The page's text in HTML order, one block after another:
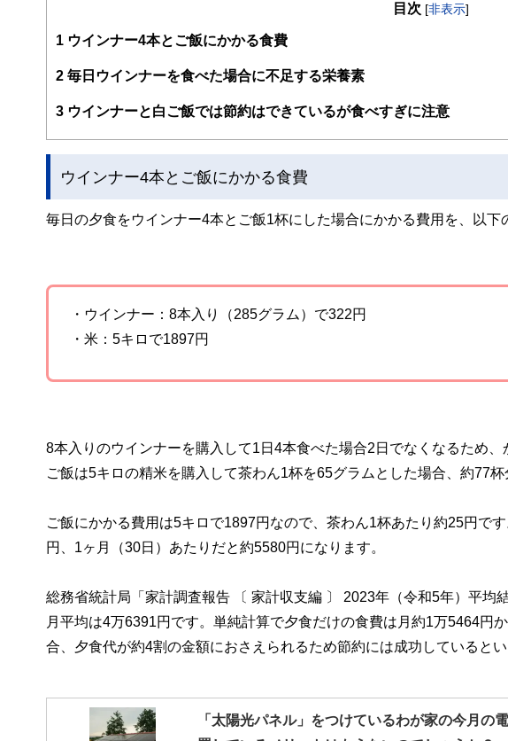
案から記事掲載まですべての工程に関わることで、読者目線のコンテンツを追求
FinancialFieldの特徴は、ファイナンシャルプランナー、弁護士、税理士、宅地
ー、公認会計士、社会保険労務士、行政書士、投資アナリスト、キャリアコンサ
私たちは、快適でより良い生活のアイデアを提供するお金のコンシェルジュを目
目次 [非表示]
1 ウインナー4本とご飯にかかる食費
2 毎日ウインナーを食べた場合に不足する栄養素
3 ウインナーと白ご飯では節約はできているが食べすぎに注意
ウインナー4本とご飯にかかる食費
毎日の夕食をウインナー4本とご飯1杯にした場合にかかる費用を、以下
・ウインナー：8本入り（285グラム）で322円
・米：5キロで1897円
8本入りのウインナーを購入して1日4本食べた場合2日でなくなるため
ご飯は5キロの精米を購入して茶わん1杯を65グラムとした場合、約77杯
ご飯にかかる費用は5キロで1897円なので、茶わん1杯あたり約25円で
円、1ヶ月（30日）あたりだと約5580円になります。
総務省統計局「家計調査報告 〔 家計収支編 〕 2023年（令和5年）平均
月平均は4万6391円です。単純計算で夕食だけの食費は月約1万5464円
合、夕食代が約4割の金額におさえられるため節約には成功しているとい
「太陽光パネル」をつけているわが家の今月